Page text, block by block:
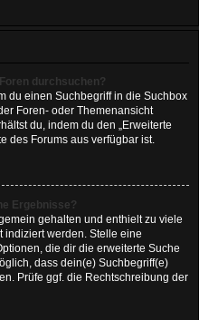
durchsuchen?
du einen Suchbegriff in die Suchbox
Foren- oder Themenansicht
du, indem du den „Erweiterte
des Forums aus verfügbar ist.
Ergebnisse?
gehalten und enthielt zu viele
indiziert werden. Stelle eine
die dir die erweiterte Suche
dass dein(e) Suchbegriff(e)
Prüfe ggf. die Rechtschreibung der